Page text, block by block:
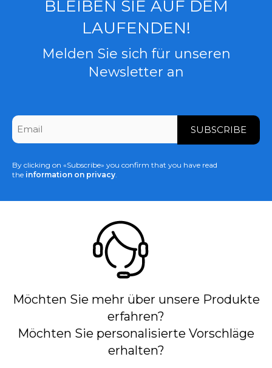
BLEIBEN SIE AUF DEM
LAUFENDEN!
Melden Sie sich für unseren
Newsletter an
CAPTCHA
Email
By clicking on «Subscribe» you confirm that you have read
the information on privacy.
Möchten Sie mehr über unsere Produkte
erfahren?
Möchten Sie personalisierte Vorschläge
erhalten?